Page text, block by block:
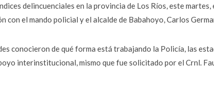
delincuenciales en la provincia de Los Ríos, este
con el mando policial y el alcalde de Babahoyo, Carlos
conocieron de qué forma está trabajando la Policía, las
interinstitucional, mismo que fue solicitado por el Crnl.